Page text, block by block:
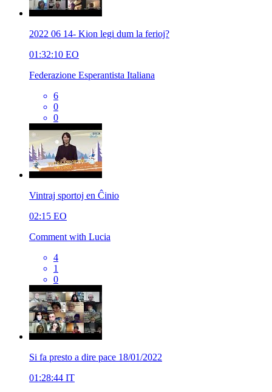
2022 06 14- Kion legi dum la ferioj?
01:32:10 EO
Federazione Esperantista Italiana
6
0
0
Vintraj sportoj en Ĉinio
02:15 EO
Comment with Lucia
4
1
0
Si fa presto a dire pace 18/01/2022
01:28:44 IT